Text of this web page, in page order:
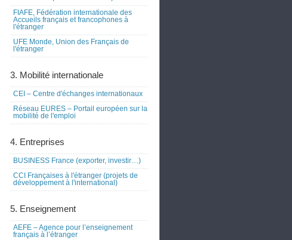
FIAFE, Fédération internationale des
Accueils français et francophones à
l'étranger
UFE Monde, Union des Français de
l'étranger
3. Mobilité internationale
CEI – Centre d'échanges internationaux
Réseau EURES – Portail européen sur la
mobilité de l'emploi
4. Entreprises
BUSINESS France (exporter, investir…)
CCI Françaises à l'étranger (projets de
développement à l'international)
5. Enseignement
AEFE – Agence pour l’enseignement
français à l’étranger